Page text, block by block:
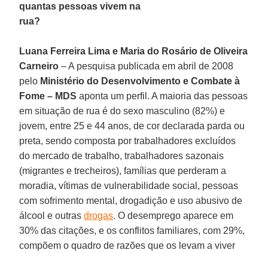
quantas pessoas vivem na
rua?
Luana Ferreira Lima e Maria do Rosário de Oliveira
Carneiro– A pesquisa publicada em abril de 2008
pelo Ministério do Desenvolvimento e Combate à
Fome – MDS aponta um perfil. A maioria das pessoas
em situação de rua é do sexo masculino (82%) e
jovem, entre 25 e 44 anos, de cor declarada parda ou
preta, sendo composta por trabalhadores excluídos
do mercado de trabalho, trabalhadores sazonais
(migrantes e trecheiros), famílias que perderam a
moradia, vítimas de vulnerabilidade social, pessoas
com sofrimento mental, drogadição e uso abusivo de
álcool e outrasdrogas. O desemprego aparece em
30% das citações, e os conflitos familiares, com 29%,
compõem o quadro de razões que os levam a viver